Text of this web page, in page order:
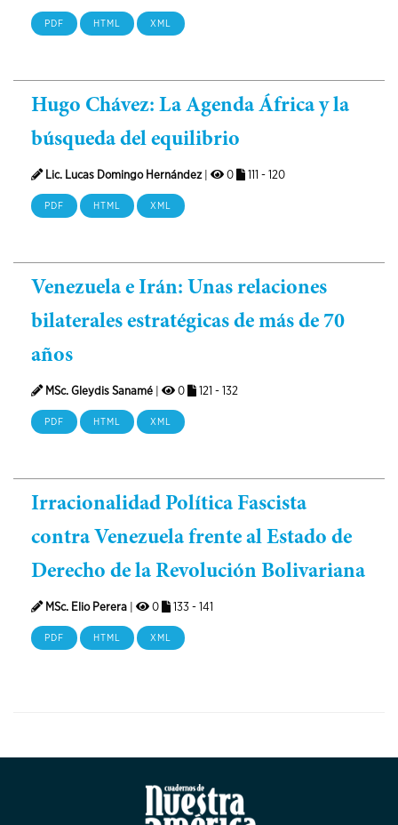
PDF HTML XML
Hugo Chávez: La Agenda África y la
búsqueda del equilibrio
Lic. Lucas Domingo Hernández| 0 111 - 120
PDF HTML XML
Venezuela e Irán: Unas relaciones
bilaterales estratégicas de más de 70
años
MSc. Gleydis Sanamé 0 121 - 132
PDF HTML XML
Irracionalidad Política Fascista
contra Venezuela frente al Estado de
Derecho de la Revolución Bolivariana
MSc. Elio Perera 0 133 - 141
PDF HTML XML